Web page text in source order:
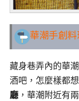
華潮手創
藏身巷弄內的華
酒吧，怎麼樣都
廳 ，華潮附近有